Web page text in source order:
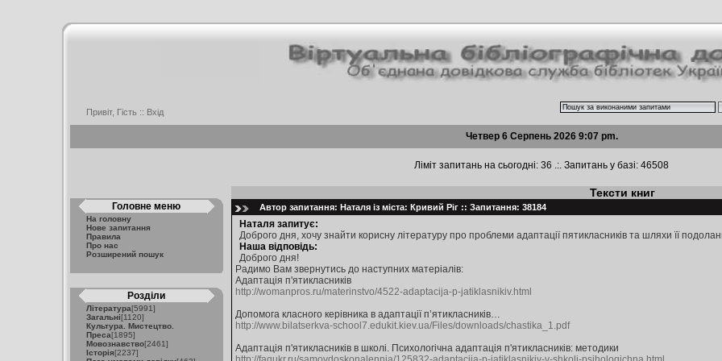
Привіт, Гість :: Вхід
Четвер 6 Серпень 2026 9:07 pm.
Ліміт запитань на сьогодні: 36 .:. Запитань у базі: 46508
Головне меню
На головну
Нове запитання
Правила
Про нас
Розширений пошук
Розділи
Література[5991]
Загальні[1120]
Культура. Мистецтво.
Преса[1895]
Мовознавство[2461]
Історія[2237]
Тексти книг
Автор запитання: Наталя із міста: Кривий Ріг :: Запитання: 38184
Наталя запитує:
Доброго дня, хочу знайти корисну літературу про проблеми адаптації пятикласників та шляхи її
Наша відповідь:
Доброго дня!
Радимо Вам звернутись до наступних матеріалів:
Адаптація п'ятикласників
http://womanpros.ru/materinstvo/4522-adaptacija-p-jatiklasnikiv.html
Допомога класного керівника в адаптації п’ятикласників…
http://www.bilatserkva-school7.edukit.kiev.ua/Files/downloads/chastika_1.pdf
Адаптація п'ятикласників в школі. Психологічна адаптація п'ятикласників: методики